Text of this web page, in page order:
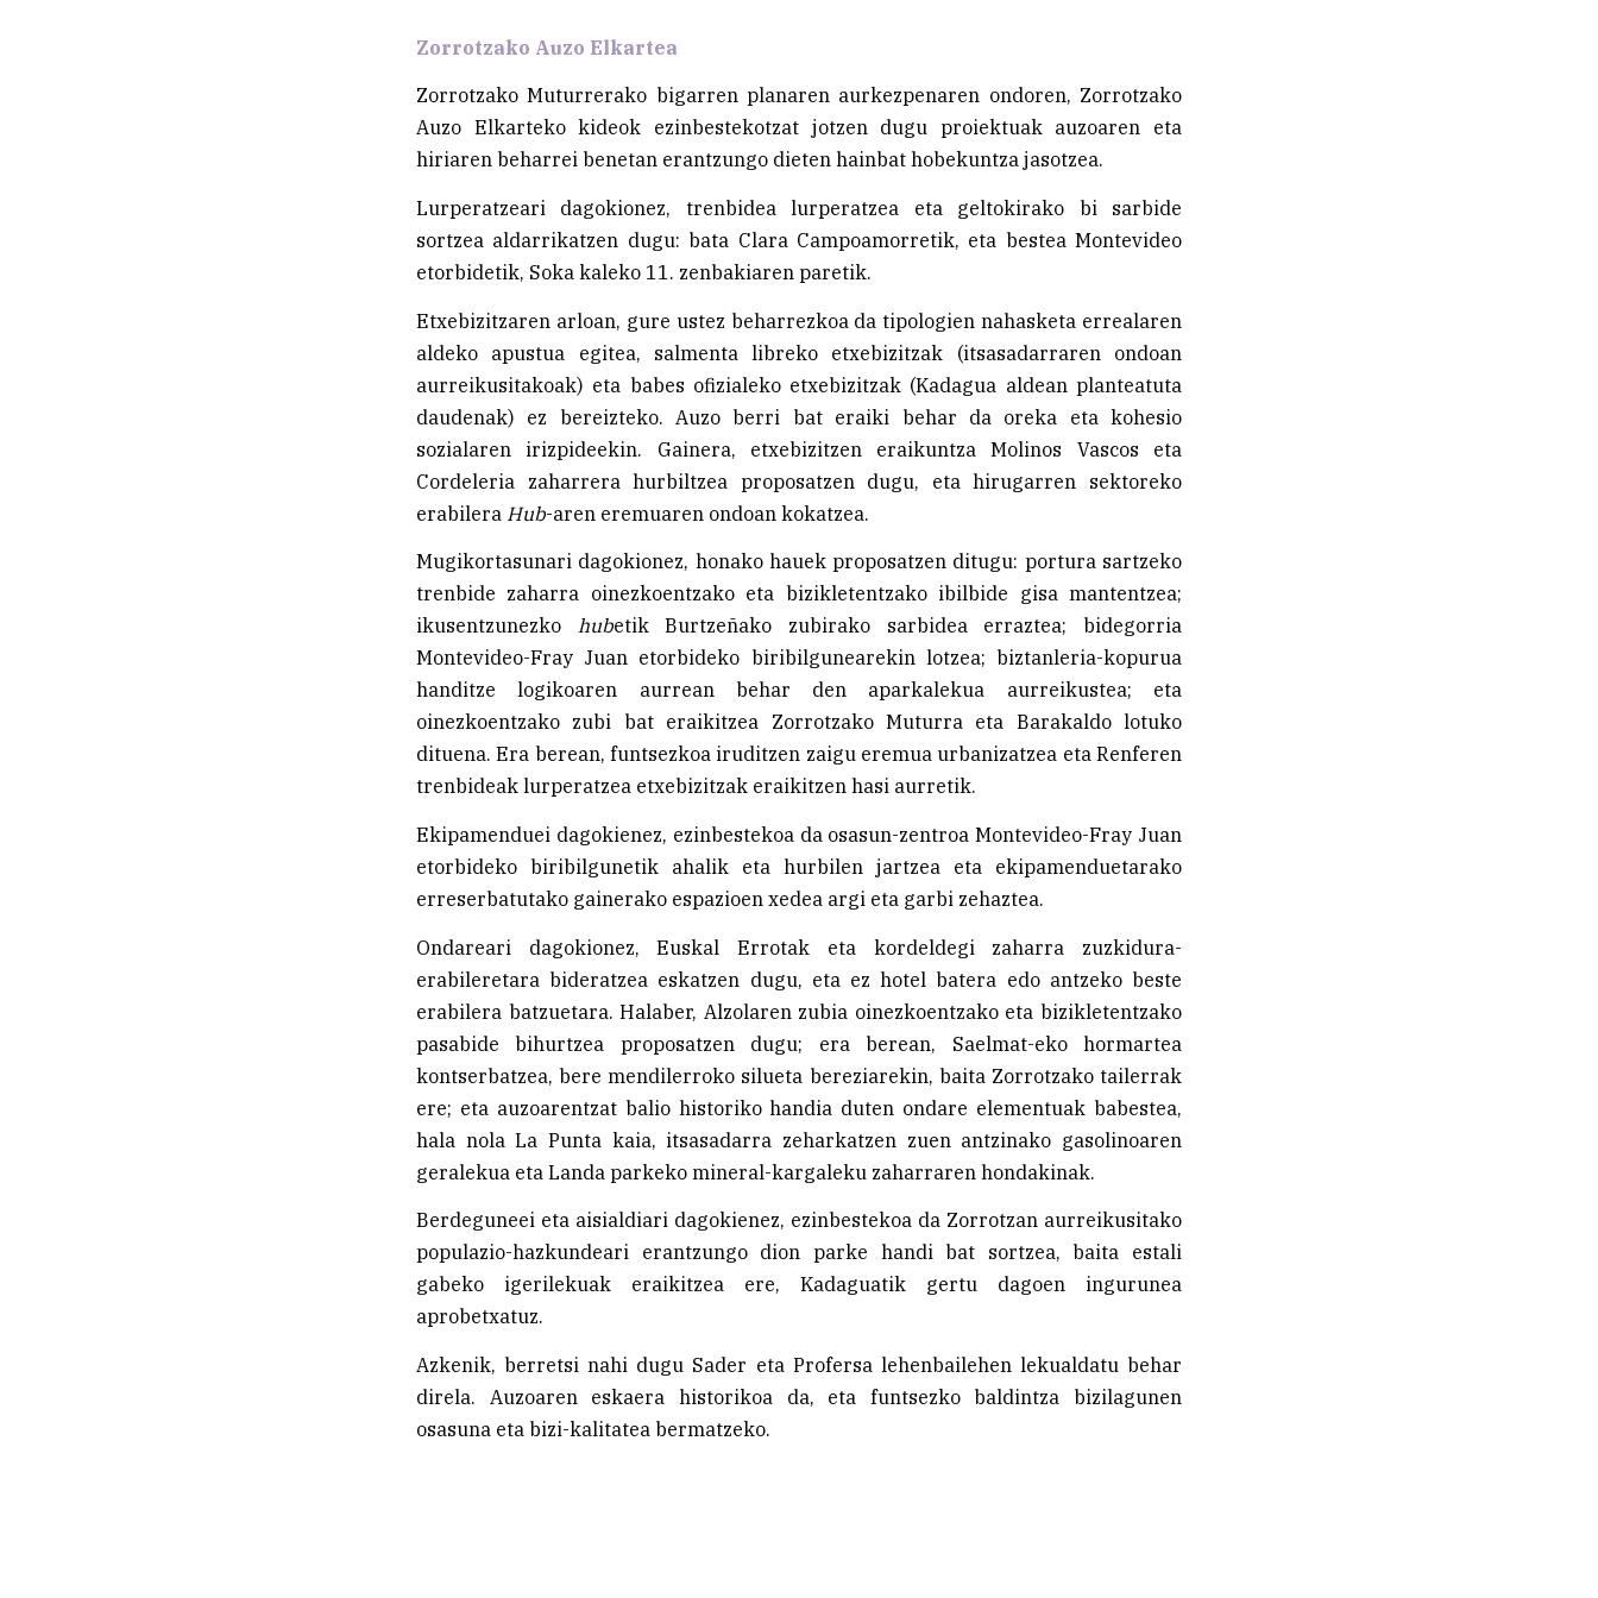
Zorrotzako Auzo Elkartea
Zorrotzako Muturrerako bigarren planaren aurkezpenaren ondoren, Zorrotzako
Auzo Elkarteko kideok ezinbestekotzat jotzen dugu proiektuak auzoaren eta
hiriaren beharrei benetan erantzungo dieten hainbat hobekuntza jasotzea.
Lurperatzeari dagokionez, trenbidea lurperatzea eta geltokirako bi sarbide
sortzea aldarrikatzen dugu: bata Clara Campoamorretik, eta bestea Montevideo
etorbidetik, Soka kaleko 11. zenbakiaren paretik.
Etxebizitzaren arloan, gure ustez beharrezkoa da tipologien nahasketa errealaren
aldeko apustua egitea, salmenta libreko etxebizitzak (itsasadarraren ondoan
aurreikusitakoak) eta babes ofizialeko etxebizitzak (Kadagua aldean planteatuta
daudenak) ez bereizteko. Auzo berri bat eraiki behar da oreka eta kohesio
sozialaren irizpideekin. Gainera, etxebizitzen eraikuntza Molinos Vascos eta
Cordeleria zaharrera hurbiltzea proposatzen dugu, eta hirugarren sektoreko
erabilera Hub-aren eremuaren ondoan kokatzea.
Mugikortasunari dagokionez, honako hauek proposatzen ditugu: portura sartzeko
trenbide zaharra oinezkoentzako eta bizikletentzako ibilbide gisa mantentzea;
ikusentzunezko hubetik Burtzeñako zubirako sarbidea erraztea; bidegorria
Montevideo-Fray Juan etorbideko biribilgunearekin lotzea; biztanleria-kopurua
handitze logikoaren aurrean behar den aparkalekua aurreikustea; eta
oinezkoentzako zubi bat eraikitzea Zorrotzako Muturra eta Barakaldo lotuko
dituena. Era berean, funtsezkoa iruditzen zaigu eremua urbanizatzea eta Renferen
trenbideak lurperatzea etxebizitzak eraikitzen hasi aurretik.
Ekipamenduei dagokienez, ezinbestekoa da osasun-zentroa Montevideo-Fray Juan
etorbideko biribilgunetik ahalik eta hurbilen jartzea eta ekipamenduetarako
erreserbatutako gainerako espazioen xedea argi eta garbi zehaztea.
Ondareari dagokionez, Euskal Errotak eta kordeldegi zaharra zuzkidura-
erabileretara bideratzea eskatzen dugu, eta ez hotel batera edo antzeko beste
erabilera batzuetara. Halaber, Alzolaren zubia oinezkoentzako eta bizikletentzako
pasabide bihurtzea proposatzen dugu; era berean, Saelmat-eko hormartea
kontserbatzea, bere mendilerroko silueta bereziarekin, baita Zorrotzako tailerrak
ere; eta auzoarentzat balio historiko handia duten ondare elementuak babestea,
hala nola La Punta kaia, itsasadarra zeharkatzen zuen antzinako gasolinoaren
geralekua eta Landa parkeko mineral-kargaleku zaharraren hondakinak.
Berdeguneei eta aisialdiari dagokienez, ezinbestekoa da Zorrotzan aurreikusitako
populazio-hazkundeari erantzungo dion parke handi bat sortzea, baita estali
gabeko igerilekuak eraikitzea ere, Kadaguatik gertu dagoen ingurunea
aprobetxatuz.
Azkenik, berretsi nahi dugu Sader eta Profersa lehenbailehen lekualdatu behar
direla. Auzoaren eskaera historikoa da, eta funtsezko baldintza bizilagunen
osasuna eta bizi-kalitatea bermatzeko.